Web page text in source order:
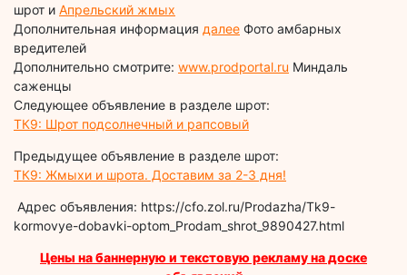
шрот и Апрельский жмых
Дополнительная информация далее Фото амбарных
вредителей
Дополнительно смотрите: www.prodportal.ru Миндаль
саженцы
Следующее объявление в разделе шрот:
ТК9: Шрот подсолнечный и рапсовый
Предыдущее объявление в разделе шрот:
ТК9: Жмыхи и шрота. Доставим за 2-3 дня!
Адрес объявления: https://cfo.zol.ru/Prodazha/Tk9-
kormovye-dobavki-optom_Prodam_shrot_9890427.html
Цены на баннерную и текстовую рекламу на доске